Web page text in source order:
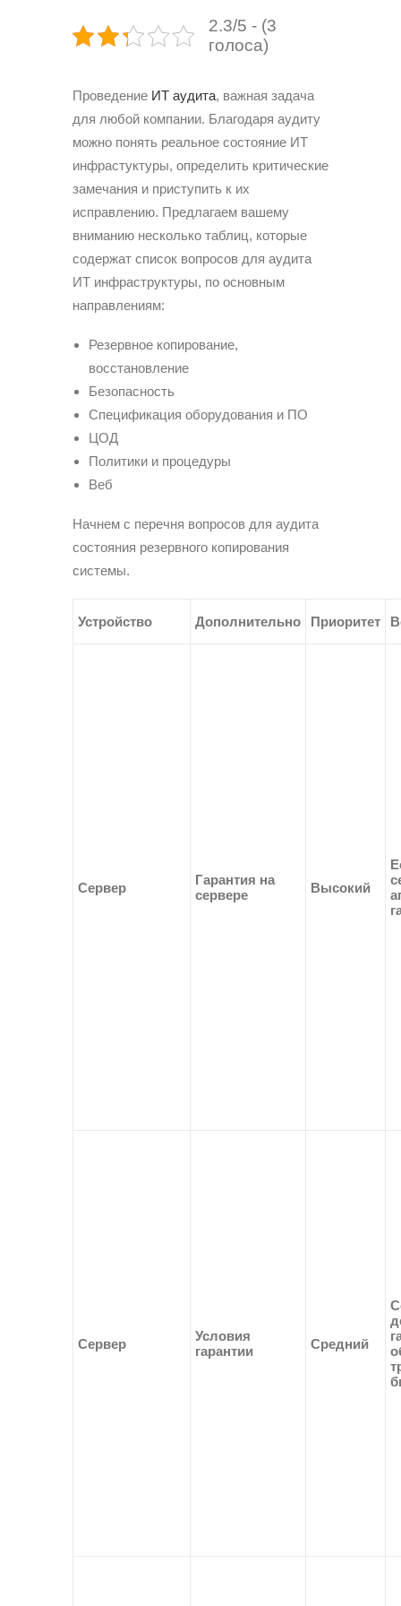
2.3/5 - (3
голоса)
Проведение ИТ аудита, важная задача
для любой компании. Благодаря аудиту
можно понять реальное состояние ИТ
инфрастуктуры, определить критические
замечания и приступить к их
исправлению. Предлагаем вашему
вниманию несколько таблиц, которые
содержат список вопросов для аудита
ИТ инфраструктуры, по основным
направлениям:
Резервное копирование,
восстановление
Безопасность
Спецификация оборудования и ПО
ЦОД
Политики и процедуры
Веб
Начнем с перечня вопросов для аудита
состояния резервного копирования
системы.
Устройство Дополнительно Приоритет
Сервер
Гарантия на
сервере
Высокий
Сервер
Условия
гарантии
Средний